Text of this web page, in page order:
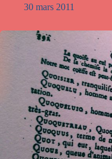
30 mars 2011